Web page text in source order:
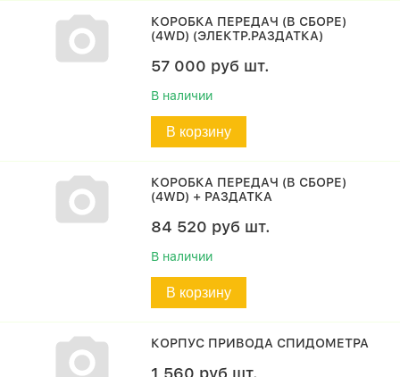
КОРОБКА ПЕРЕДАЧ (В СБОРЕ)
(4WD) (ЭЛЕКТР.РАЗДАТКА)
57 000 руб шт.
В наличии
В корзину
КОРОБКА ПЕРЕДАЧ (В СБОРЕ)
(4WD) + РАЗДАТКА
84 520 руб шт.
В наличии
В корзину
КОРПУС ПРИВОДА СПИДОМЕТРА
1 560 руб шт.